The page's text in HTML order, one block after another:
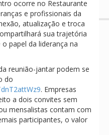
ocorre no Restaurante
e profissionais da
atualização e troca
sua trajetória
papel da liderança na
reunião-jantar podem se
do
. Empresas
a dois convites sem
mensalistas contam com
participantes, o valor